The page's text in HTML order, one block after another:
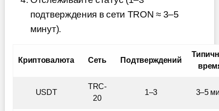
подтверждения в сети TRON ≈ 3–5
минут).
Криптовалюта Сеть Подтверждений
USDT
TRC-
20
1–3 3–5